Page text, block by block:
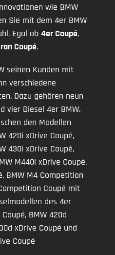
wie BMW
Sie mit dem 4er BMW
Egal ob 4er Coupé,
Coupé.
seinen Kunden mit
verschiedene
Dazu gehören neun
vier Diesel 4er BMW.
den Modellen
420i xDrive Coupé,
430i xDrive Coupé,
M440i xDrive Coupé,
BMW M4 Competition
Coupé mit
des 4er
BMW 420d
xDrive Coupé und
Coupé